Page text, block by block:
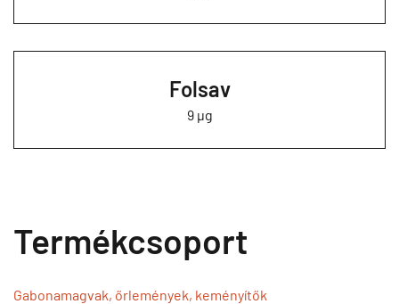
Folsav
9 µg
Termékcsoport
Gabonamagvak, őrlemények, keményítők